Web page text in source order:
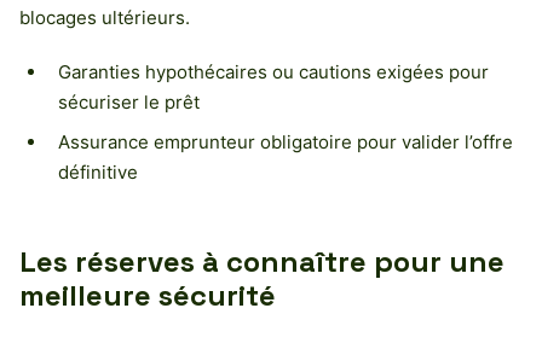
blocages ultérieurs.
Garanties hypothécaires ou cautions exigées pour
sécuriser le prêt
Assurance emprunteur obligatoire pour valider l’offre
définitive
Les réserves à connaître pour une
meilleure sécurité